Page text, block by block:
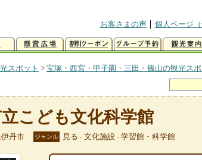
お客さまの声
個人ページ
スポット > 宝塚・西宮・甲子園・三田・篠山の観光スポ
こども文化科学館
丹市 ジャンル 見る - 文化施設 - 学習館・科学館